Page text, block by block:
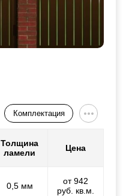
Комплектация
Толщина
ламели
Цена
0,5 мм
от 942
руб. кв.м.